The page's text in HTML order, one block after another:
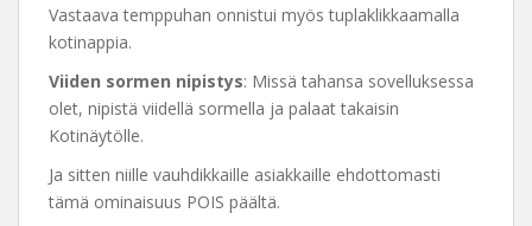
Vastaava temppuhan onnistui myös tuplaklikkaamalla
kotinappia.
Viiden sormen nipistys: Missä tahansa sovelluksessa
olet, nipistä viidellä sormella ja palaat takaisin
Kotinäytölle.
Ja sitten niille vauhdikkaille asiakkaille ehdottomasti
tämä ominaisuus POIS päältä.